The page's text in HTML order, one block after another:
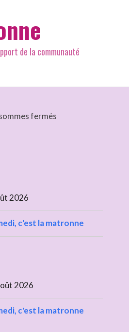
de la communauté
fermés
2026
c'est la matronne
2026
c'est la matronne